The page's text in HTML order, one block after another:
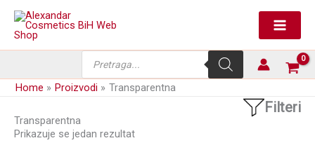
Skip
content
search
Home Proizvodi Transparentna
Transparentna
Filteri
Prikazuje se jedan rezultat